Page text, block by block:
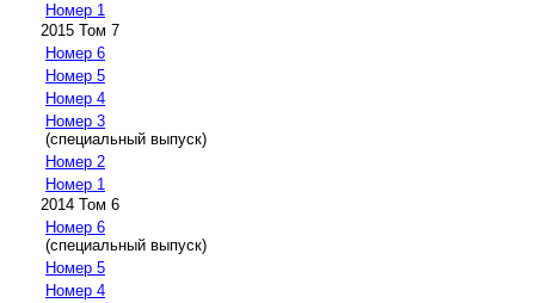
Номер 1
2015 Том 7
Номер 6
Номер 5
Номер 4
Номер 3
(специальный выпуск)
Номер 2
Номер 1
2014 Том 6
Номер 6
(специальный выпуск)
Номер 5
Номер 4